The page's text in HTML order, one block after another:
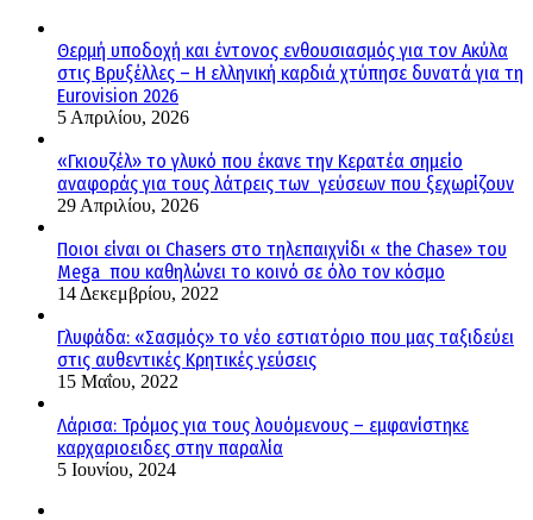
Θερμή υποδοχή και έντονος ενθουσιασμός για τον Ακύλα
στις Βρυξέλλες – Η ελληνική καρδιά χτύπησε δυνατά για τη
Eurovision 2026
5 Απριλίου, 2026
«Γκιουζέλ» το γλυκό που έκανε την Κερατέα σημείο
αναφοράς για τους λάτρεις των γεύσεων που ξεχωρίζουν
29 Απριλίου, 2026
Ποιοι είναι οι Chasers στο τηλεπαιχνίδι « the Chase» του
Mega που καθηλώνει το κοινό σε όλο τον κόσμο
14 Δεκεμβρίου, 2022
Γλυφάδα: «Σασμός» το νέο εστιατόριο που μας ταξιδεύει
στις αυθεντικές Κρητικές γεύσεις
15 Μαΐου, 2022
Λάρισα: Τρόμος για τους λουόμενους – εμφανίστηκε
καρχαριοειδες στην παραλία
5 Ιουνίου, 2024